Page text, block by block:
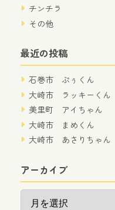
チンチラ
その他
最近の投稿
石巻市 ぷぅくん
大崎市 ラッキーくん
美里町 アイちゃん
大崎市 まめくん
大崎市 あさりちゃん
アーカイブ
ア